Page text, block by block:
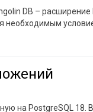
DB – расширение
необходимым
на PostgreSQL 18.